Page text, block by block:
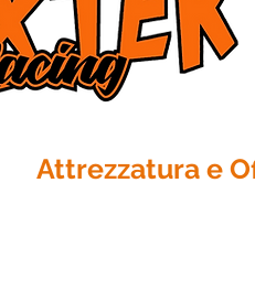
Attrezzatura e